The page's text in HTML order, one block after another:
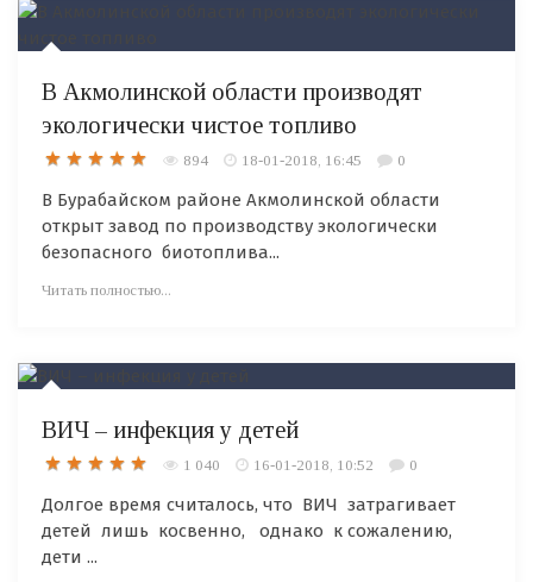
В Акмолинской области производят
экологически чистое топливо
894 18-01-2018, 16:45 0
В Бурабайском районе Акмолинской области
открыт завод по производству экологически
безопасного биотоплива...
Читать полностью...
ВИЧ – инфекция у детей
1 040 16-01-2018, 10:52 0
Долгое время считалось, что ВИЧ затрагивает
детей лишь косвенно, однако к сожалению,
дети ...